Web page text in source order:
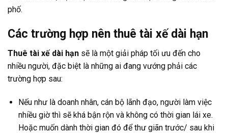
phố.
Các trường hợp nên thuê tài xế dài hạn
Thuê tài xế dài hạn sẽ là một giải pháp tối ưu đến cho
nhiều người, đặc biệt là những ai đang vướng phải các
trường hợp sau:
Nếu như là doanh nhân, cán bộ lãnh đạo, người làm việc
nhiều giờ thì sẽ khá bận rộn và không có thời gian lái xe.
Hoặc muốn dành thời gian đó để thư giãn trước/ sau khi